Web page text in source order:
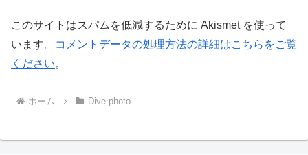
このサイトはスパムを低減するために Akismet を使って
います。
コメントデータの処理方法の詳細はこちらをご覧
ください。
ホーム Dive-photo